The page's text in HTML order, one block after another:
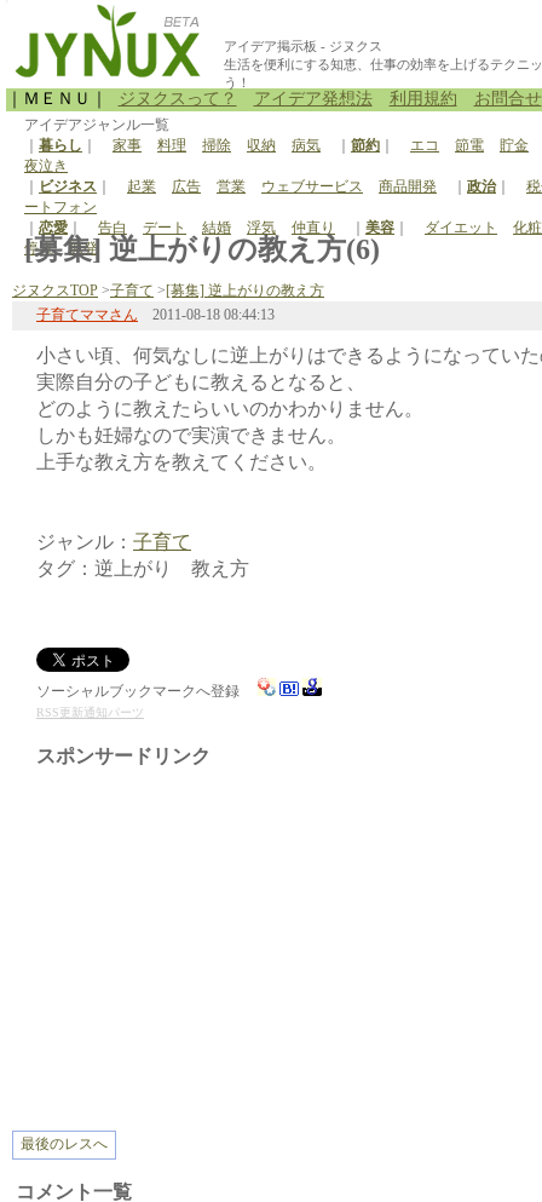
アイデア掲示板 - ジヌクス
生活を便利にする知恵、仕事の効率を上げるテクニ
う！
｜ＭＥＮＵ｜ ジヌクスって？ アイデア発想法 利用規約 お問合せ
アイデアジャンル一覧
暮らし 家事 料理 掃除 収納 病気 節約 エコ 節電
貯金
夜泣き
ビジネス 起業 広告 営業 ウェブサービス 商品開発 政治｜
ートフォン
恋愛 告白 デート 結婚 浮気 仲直り 美容 ダイエット
化
停電
原発
[募集] 逆上がりの教え方(6)
ジヌクスTOP >子育て >[募集] 逆上がりの教え方
子育てママさん 2011-08-18 08:44:13
小さい頃、何気なしに逆上がりはできるようになってい
実際自分の子どもに教えるとなると、
どのように教えたらいいのかわかりません。
しかも妊婦なので実演できません。
上手な教え方を教えてください。
ジャンル： 子育て
タグ：逆上がり 教え方
ソーシャルブックマークへ登録
RSS更新通知パーツ
スポンサードリンク
最後のレスへ
コメント一覧